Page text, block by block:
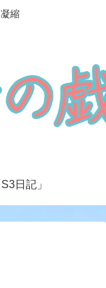
縮
日記」